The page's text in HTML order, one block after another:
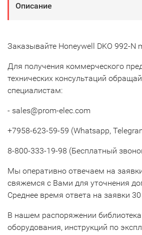
Описание
Заказывайте Honeywell DKO 992-N
Для получения коммерческого
технических консультаций
специалистам:
- sales@prom-elec.com
+7958-623-59-59 (Whatsapp,
8-800-333-19-98 (Бесплатный
Мы оперативно отвечаем на
свяжемся с Вами для уточнения
Среднее время ответа на заявки
В нашем распоряжении библиотека
оборудования, инструкций по